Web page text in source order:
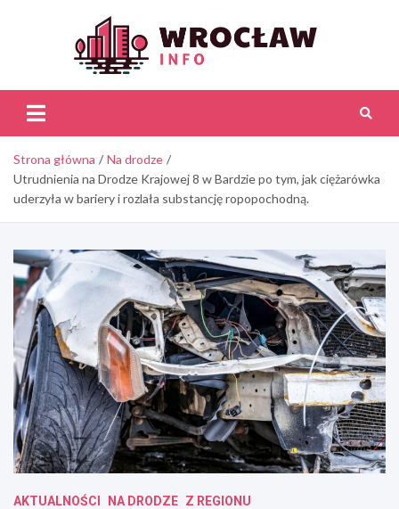
Strona główna
Na drodze
Utrudnienia na Drodze Krajowej 8 w Bardzie po tym, jak ciężarówka
uderzyła w bariery i rozlała substancję ropopochodną.
AKTUALNOŚCI NA DRODZE Z REGIONU